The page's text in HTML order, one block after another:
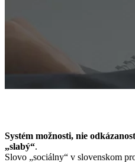
Systém možnosti, nie
„slabý“.
Slovo „sociálny“ v slovenskom